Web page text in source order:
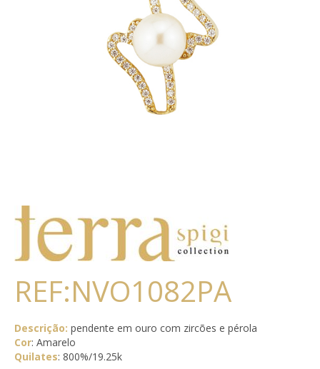
REF:NVO1082PA
Descrição: pendente em ouro com zircões e pérola
Cor: Amarelo
Quilates: 800%/19.25k